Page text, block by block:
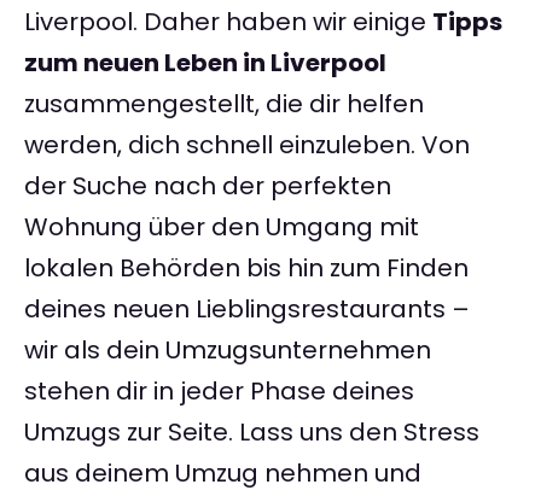
Liverpool. Daher haben wir einige Tipps
zum neuen Leben in Liverpool
zusammengestellt, die dir helfen
werden, dich schnell einzuleben. Von
der Suche nach der perfekten
Wohnung über den Umgang mit
lokalen Behörden bis hin zum Finden
deines neuen Lieblingsrestaurants –
wir als dein Umzugsunternehmen
stehen dir in jeder Phase deines
Umzugs zur Seite. Lass uns den Stress
aus deinem Umzug nehmen und